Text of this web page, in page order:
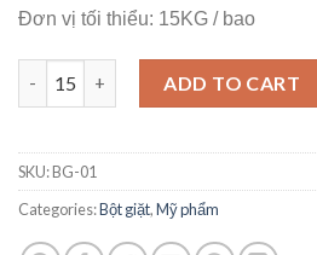
Đơn vị tối thiểu: 15KG / bao
ADD TO CART
SKU:BG-01
Categories:Bột giặt,Mỹ phẩm